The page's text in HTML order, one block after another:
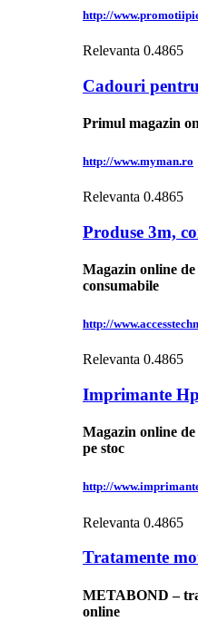
http://
Relevanta 0.4865
Cadouri
Primul magazin
http://www.myman.ro
Relevanta 0.4865
Produse 3m,
Magazin online
consumabile
http://
Relevanta 0.4865
Imprimante
Magazin online de
pe stoc
http://
Relevanta 0.4865
Tratamente
METABOND –
online